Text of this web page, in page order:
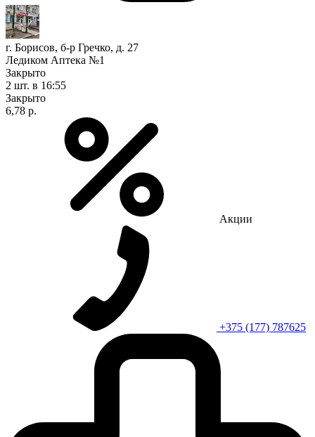
г. Борисов, б-р Гречко, д. 27
Ледиком Аптека №1
Закрыто
2 шт. в 16:55
Закрыто
6,78 р.
Акции
+375 (177) 787625